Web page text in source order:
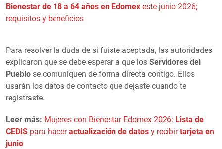
Bienestar de 18 a 64 años en Edomex este junio 2026;
requisitos y beneficios
Para resolver la duda de si fuiste aceptada, las autoridades
explicaron que se debe esperar a que los Servidores del
Pueblo se comuniquen de forma directa contigo. Ellos
usarán los datos de contacto que dejaste cuando te
registraste.
Leer más: Mujeres con Bienestar Edomex 2026: Lista de
CEDIS para haceractualización de datos y recibirtarjeta en
junio